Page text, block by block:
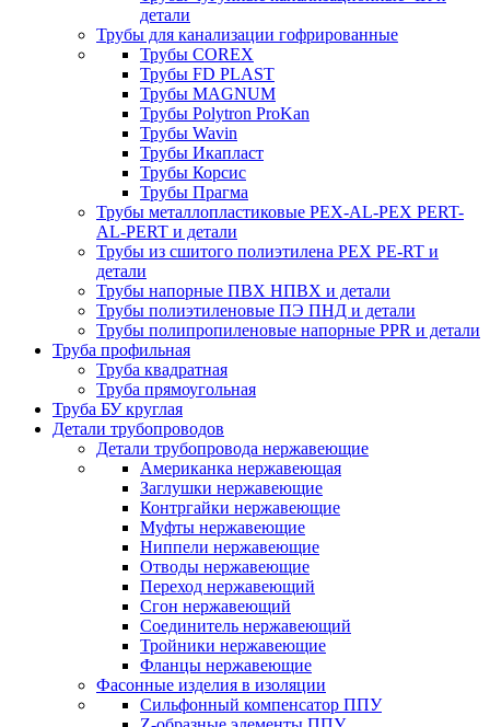
детали
Трубы для канализации гофрированные
Трубы COREX
Трубы FD PLAST
Трубы MAGNUM
Трубы Polytron ProKan
Трубы Wavin
Трубы Икапласт
Трубы Корсис
Трубы Прагма
Трубы металлопластиковые PEX-AL-PEX PERT-
AL-PERT и детали
Трубы из сшитого полиэтилена PEX PE-RT и
детали
Трубы напорные ПВХ НПВХ и детали
Трубы полиэтиленовые ПЭ ПНД и детали
Трубы полипропиленовые напорные PPR и детали
Труба профильная
Труба квадратная
Труба прямоугольная
Труба БУ круглая
Детали трубопроводов
Детали трубопровода нержавеющие
Американка нержавеющая
Заглушки нержавеющие
Контргайки нержавеющие
Муфты нержавеющие
Ниппели нержавеющие
Отводы нержавеющие
Переход нержавеющий
Сгон нержавеющий
Соединитель нержавеющий
Тройники нержавеющие
Фланцы нержавеющие
Фасонные изделия в изоляции
Cильфонный компенсатор ППУ